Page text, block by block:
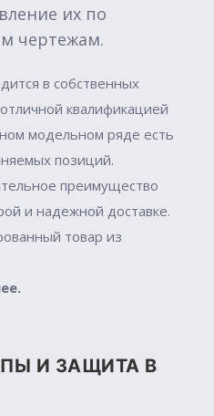
их по
чертежам.
в собственных
квалификацией
модельном ряде есть
позиций.
преимущество
и надежной доставке.
товар из
И ЗАЩИТА В